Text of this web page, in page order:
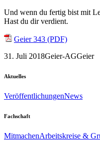
Und wenn du fertig bist mit
Hast du dir verdient.
Geier 343 (PDF)
31. Juli 2018Geier-AGGeier
Aktuelles
VeröffentlichungenNews
Fachschaft
MitmachenArbeitskreise &